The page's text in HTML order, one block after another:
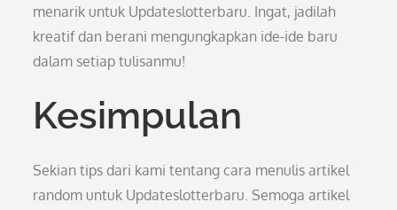
menarik untuk Updateslotterbaru. Ingat, jadilah
kreatif dan berani mengungkapkan ide-ide baru
dalam setiap tulisanmu!
Kesimpulan
Sekian tips dari kami tentang cara menulis artikel
random untuk Updateslotterbaru. Semoga artikel